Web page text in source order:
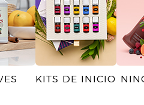
KITS DE INICIO